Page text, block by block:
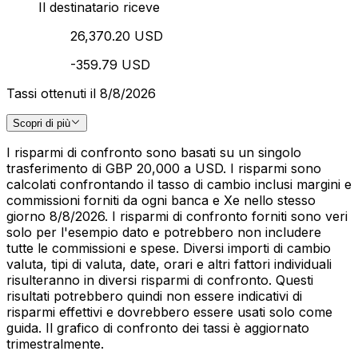
Il destinatario riceve
26,370.20 USD
-359.79 USD
Tassi ottenuti il 8/8/2026
Scopri di più
I risparmi di confronto sono basati su un singolo
trasferimento di GBP 20,000 a USD. I risparmi sono
calcolati confrontando il tasso di cambio inclusi margini e
commissioni forniti da ogni banca e Xe nello stesso
giorno 8/8/2026. I risparmi di confronto forniti sono veri
solo per l'esempio dato e potrebbero non includere
tutte le commissioni e spese. Diversi importi di cambio
valuta, tipi di valuta, date, orari e altri fattori individuali
risulteranno in diversi risparmi di confronto. Questi
risultati potrebbero quindi non essere indicativi di
risparmi effettivi e dovrebbero essere usati solo come
guida. Il grafico di confronto dei tassi è aggiornato
trimestralmente.